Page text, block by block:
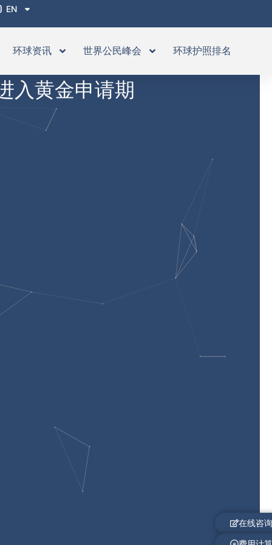
EN
环球资讯 世界公民峰会 环球护照排名
入黄金申请期
在线咨询